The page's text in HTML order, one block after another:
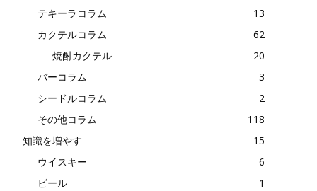
テキーラコラム
13
カクテルコラム
62
焼酎カクテル
20
バーコラム
3
シードルコラム
2
その他コラム
118
知識を増やす
15
ウイスキー
6
ビール
1